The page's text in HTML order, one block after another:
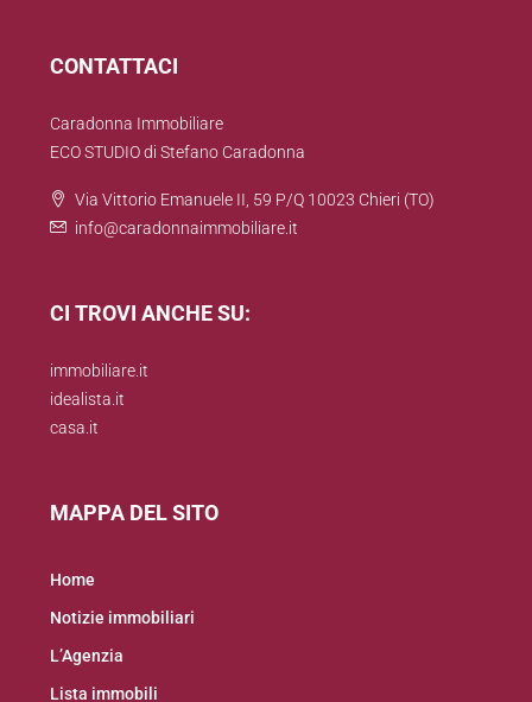
CONTATTACI
Caradonna Immobiliare
ECO STUDIO di Stefano Caradonna
Via Vittorio Emanuele II, 59 P/Q 10023 Chieri (TO)
info@caradonnaimmobiliare.it
CI TROVI ANCHE SU:
immobiliare.it
idealista.it
casa.it
MAPPA DEL SITO
Home
Notizie immobiliari
L’Agenzia
Lista immobili